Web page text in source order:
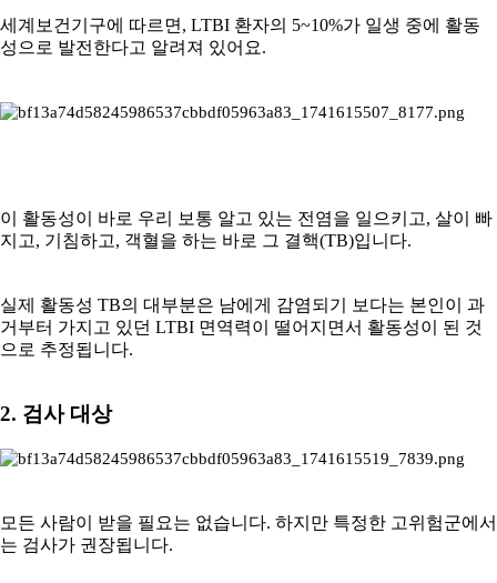
세계보건기구에 따르면, LTBI 환자의 5~10%가 일생 중에 활동
성으로 발전한다고 알려져 있어요.
이 활동성이 바로 우리 보통 알고 있는 전염을 일으키고, 살이 빠
지고, 기침하고, 객혈을 하는 바로 그 결핵(TB)입니다.
실제 활동성 TB의 대부분은 남에게 감염되기 보다는 본인이 과
거부터 가지고 있던 LTBI 면역력이 떨어지면서 활동성이 된 것
으로 추정됩니다.
2. 검사 대상
모든 사람이 받을 필요는 없습니다. 하지만 특정한 고위험군에서
는 검사가 권장됩니다.